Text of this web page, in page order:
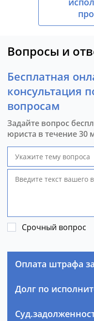
Вопросы и
Бесплатная
консультация
вопросам
Задайте вопрос
юриста в течение 30
Срочный вопрос
Оплата штрафа
Долг по